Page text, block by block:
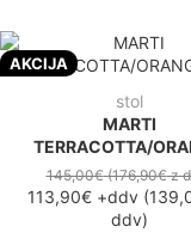
AKCIJA
stol
MARTI
TERRACOTTA/
145,00€(176,90€z
113,90€ +ddv (
ddv)